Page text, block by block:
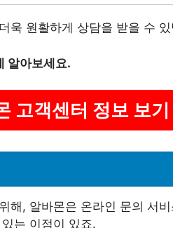
욱 원활하게 상담을 받을 수
알아보세요.
고객센터 정보 보기
해, 알바몬은 온라인 문의 서
는 이점이 있죠.